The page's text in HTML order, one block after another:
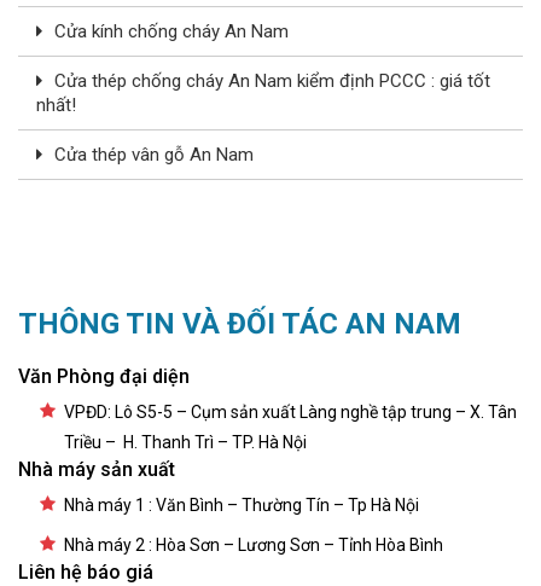
Cửa kính chống cháy An Nam
Cửa thép chống cháy An Nam kiểm định PCCC : giá tốt
nhất!
Cửa thép vân gỗ An Nam
THÔNG TIN VÀ ĐỐI TÁC AN NAM
Văn Phòng đại diện
VPĐD: Lô S5-5 – Cụm sản xuất Làng nghề tập trung – X. Tân
Triều – H. Thanh Trì – TP. Hà Nội
Nhà máy sản xuất
Nhà máy 1 : Văn Bình – Thường Tín – Tp Hà Nội
Nhà máy 2 : Hòa Sơn – Lương Sơn – Tỉnh Hòa Bình
Liên hệ báo giá